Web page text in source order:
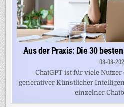
Aus der Praxis: Die 30
08-08-
ChatGPT ist für viele
generativer Künstlicher
einzelner